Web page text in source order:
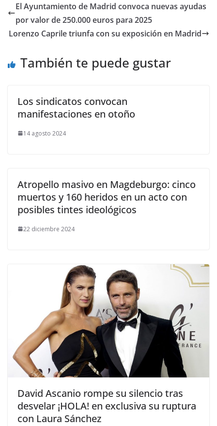
El Ayuntamiento de Madrid convoca nuevas ayudas
por valor de 250.000 euros para 2025
Lorenzo Caprile triunfa con su exposición en Madrid
También te puede gustar
Los sindicatos convocan
manifestaciones en otoño
14 agosto 2024
Atropello masivo en Magdeburgo: cinco
muertos y 160 heridos en un acto con
posibles tintes ideológicos
22 diciembre 2024
​David Ascanio rompe su silencio tras
desvelar ¡HOLA! en exclusiva su ruptura
con Laura Sánchez